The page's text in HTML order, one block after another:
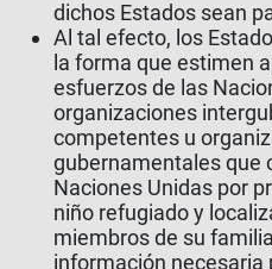
dichos Estados sean
Al tal efecto, los
la forma que estimen
esfuerzos de las
organizaciones
competentes u
gubernamentales que
Naciones Unidas por
niño refugiado y
miembros de su
información necesaria